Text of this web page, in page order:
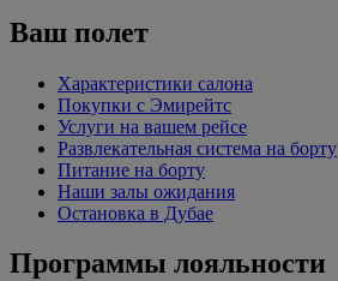
Ваш полет
Характеристики салона
Покупки с Эмирейтс
Услуги на вашем рейсе
Развлекательная система на борту
Питание на борту
Наши залы ожидания
Остановка в Дубае
Программы лояльности